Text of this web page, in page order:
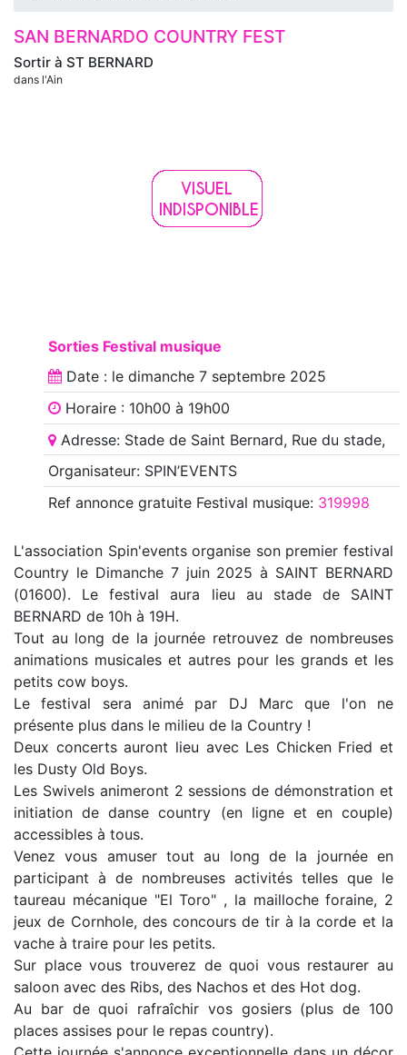
Sortir à ST BERNARD
dans l'Ain
SAN BERNARDO COUNTRY FEST
Sorties Festival musique
Date : le dimanche 7 septembre 2025
Horaire : 10h00 à 19h00
Adresse: Stade de Saint Bernard, Rue du stade,
Organisateur: SPIN’EVENTS
Ref annoncegratuite Festival musique: 319998
L'association Spin'events organise son premier festival
Country le Dimanche 7 juin 2025 à SAINT BERNARD
(01600). Le festival aura lieu au stade de SAINT
BERNARD de 10h à 19H.
Tout au long de la journée retrouvez de nombreuses
animations musicales et autres pour les grands et les
petits cow boys.
Le festival sera animé par DJ Marc que l'on ne
présente plus dans le milieu de la Country !
Deux concerts auront lieu avec Les Chicken Fried et
les Dusty Old Boys.
Les Swivels animeront 2 sessions de démonstration et
initiation de danse country (en ligne et en couple)
accessibles à tous.
Venez vous amuser tout au long de la journée en
participant à de nombreuses activités telles que le
taureau mécanique "El Toro" , la mailloche foraine, 2
jeux de Cornhole, des concours de tir à la corde et la
vache à traire pour les petits.
Sur place vous trouverez de quoi vous restaurer au
saloon avec des Ribs, des Nachos et des Hot dog.
Au bar de quoi rafraîchir vos gosiers (plus de 100
places assises pour le repas country).